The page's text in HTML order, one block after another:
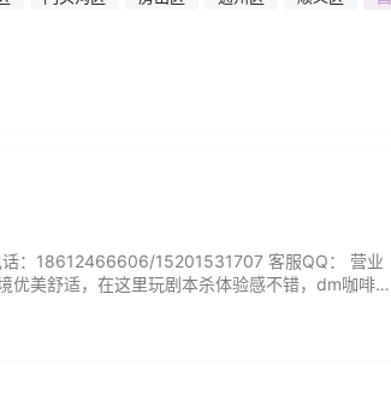
：18612466606/15201531707 客服QQ： 营业
美舒适，在这里玩剧本杀体验感不错，dm咖啡很